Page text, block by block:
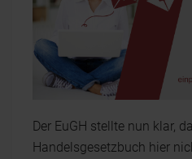
Der EuGH stellte nun klar,
Handelsgesetzbuch hier